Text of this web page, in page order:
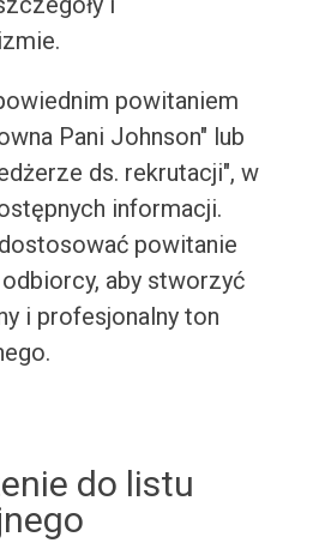
powitaniem
Pani Johnson" lub
ds. rekrutacji", w
informacji.
powitanie
aby stworzyć
i profesjonalny ton
do listu